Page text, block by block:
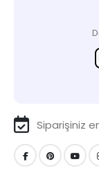
Siparişiniz